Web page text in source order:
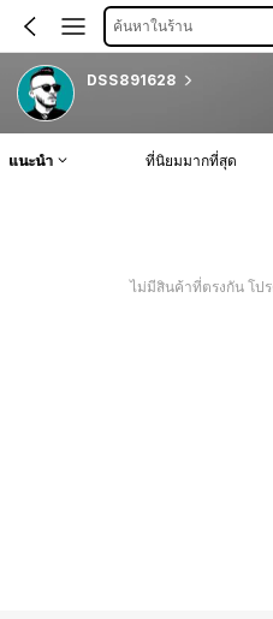
ค้นหาในร้าน
DSS891628
แนะนำ ที่นิยมมากที่สุด
ไม่มีสินค้าที่ตรงกัน โป